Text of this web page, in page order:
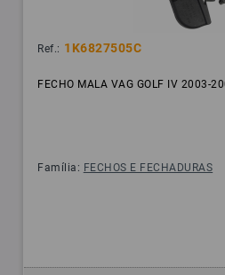
Ref.: 1K6827505C
FECHO MALA VAG GOLF IV 2003-
Família: FECHOS E FECHADURAS